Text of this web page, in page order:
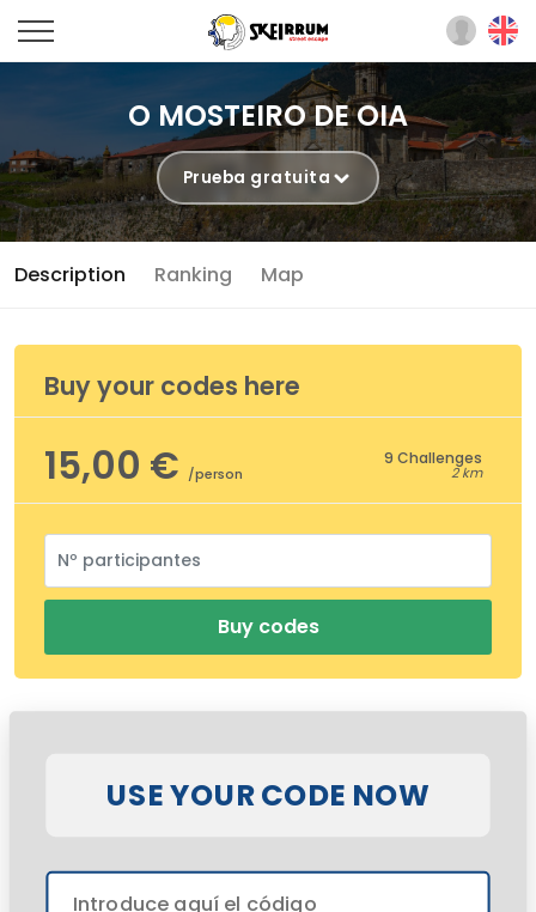
O MOSTEIRO DE OIA
Prueba gratuita
Description Ranking Map
Buy your codes here
15,00 € /person
9 Challenges
2 km
Buy codes
USE YOUR CODE NOW